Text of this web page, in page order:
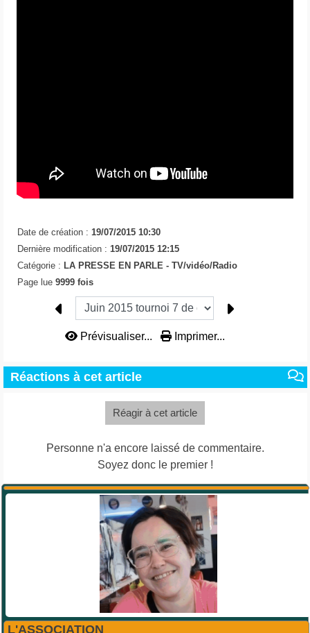
L'ASSOCIATION
Date de création : 19/07/2015 10:30
Dernière modification : 19/07/2015 12:15
Catégorie : LA PRESSE EN PARLE - TV/vidéo/Radio
Page lue 9999 fois
Prévisualiser... Imprimer...
Réactions à cet article
Réagir à cet article
Personne n'a encore laissé de commentaire.
Soyez donc le premier !